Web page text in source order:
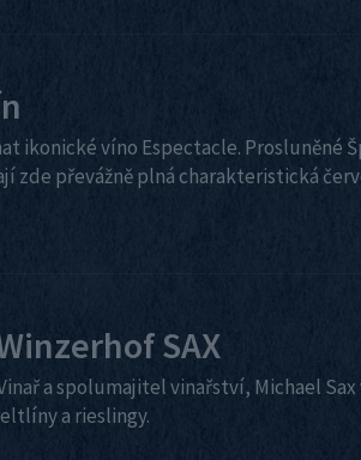
ikonické víno Espectacle. Prosluněné
zde převážně plná charakteristická
SAX
a spolumajitel vinařství, Michael Sax
a rieslingy.